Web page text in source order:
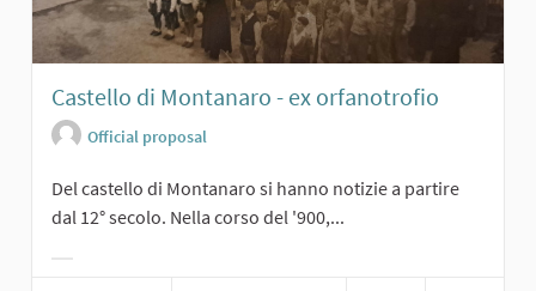
Castello di Montanaro - ex orfanotrofio
Official proposal
Del castello di Montanaro si hanno notizie a partire
dal 12° secolo. Nella corso del '900,...